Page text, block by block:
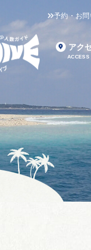
予約・お
アク
ACCESS